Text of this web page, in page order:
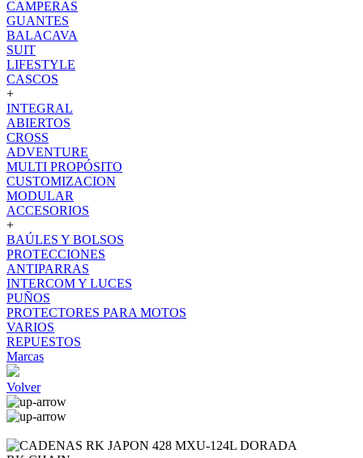
CAMPERAS
GUANTES
BALACAVA
SUIT
LIFESTYLE
CASCOS
+
INTEGRAL
ABIERTOS
CROSS
ADVENTURE
MULTI PROPÓSITO
CUSTOMIZACION
MODULAR
ACCESORIOS
+
BAÚLES Y BOLSOS
PROTECCIONES
ANTIPARRAS
INTERCOM Y LUCES
PUÑOS
PROTECTORES PARA MOTOS
VARIOS
REPUESTOS
Marcas
Volver